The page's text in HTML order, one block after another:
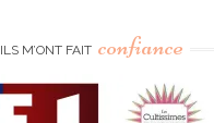
ILS M’ONT FAIT confiance